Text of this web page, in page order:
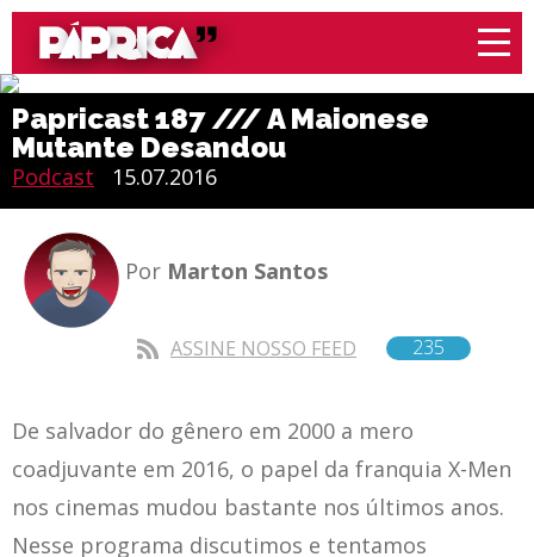
Papricast 187 /// A Maionese
Mutante Desandou
Podcast 15.07.2016
Por Marton Santos
ASSINE NOSSO FEED 235
De salvador do gênero em 2000 a mero
coadjuvante em 2016, o papel da franquia X-Men
nos cinemas mudou bastante nos últimos anos.
Nesse programa discutimos e tentamos